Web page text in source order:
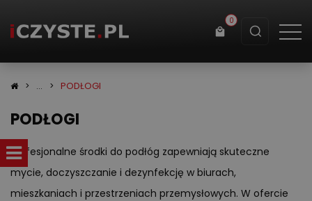
0
Koszyk
info:
PODŁOGI
PODŁOGI
Profesjonalne środki do podłóg zapewniają skuteczne
mycie, doczyszczanie i dezynfekcję w biurach,
mieszkaniach i przestrzeniach przemysłowych. W ofercie